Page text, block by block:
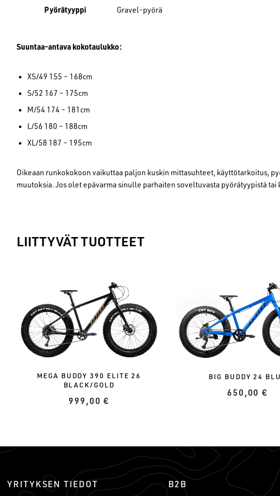
Pyörätyyppi Gravel-pyörä
Suuntaa-antava kokotaulukko:
XS/49 155 – 168cm
S/52 167 – 175cm
M/54 174 – 181cm
L/56 180 – 188cm
XL/58 187 – 195cm
Oikeaan runkokokoon vaikuttaa paljon kuskin mittasuhteet, käyttötarkoitus,
muutoksia. Jos olet epävarma sinulle parhaiten soveltuvasta pyörätyypistä
LIITTYVÄT TUOTTEET
MEGA BUDDY 390 ELITE 26
BLACK/GOLD
999,00€
BIG BUDDY 24
650,00€
YRITYKSEN TIEDOT B2B